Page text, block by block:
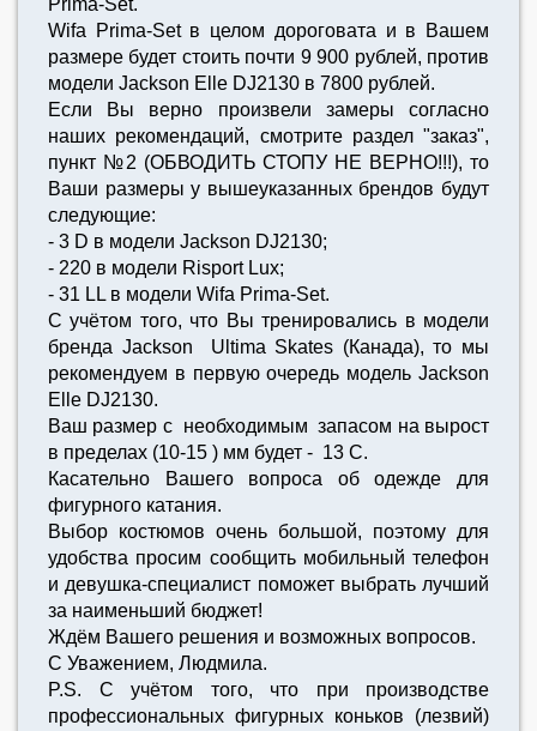
Prima-Set.
Wifa Prima-Set в целом дороговата и в Вашем
размере будет стоить почти 9 900 рублей, против
модели Jackson Elle DJ2130 в 7800 рублей.
Если Вы верно произвели замеры согласно
наших рекомендаций, смотрите раздел "заказ",
пункт №2 (ОБВОДИТЬ СТОПУ НЕ ВЕРНО!!!), то
Ваши размеры у вышеуказанных брендов будут
следующие:
- 3 D в модели Jackson DJ2130;
- 220 в модели Risport Lux;
- 31 LL в модели Wifa Prima-Set.
С учётом того, что Вы тренировались в модели
бренда Jackson Ultima Skates (Канада), то мы
рекомендуем в первую очередь модель Jackson
Elle DJ2130.
Ваш размер с необходимым запасом на вырост
в пределах (10-15 ) мм будет - 13 С.
Касательно Вашего вопроса об одежде для
фигурного катания.
Выбор костюмов очень большой, поэтому для
удобства просим сообщить мобильный телефон
и девушка-специалист поможет выбрать лучший
за наименьший бюджет!
Ждём Вашего решения и возможных вопросов.
С Уважением, Людмила.
P.S. C учётом того, что при производстве
профессиональных фигурных коньков (лезвий)